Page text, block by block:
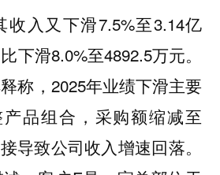
收入又下滑7.5%至3.14亿
下滑8.0%至4892.5万元。
称，2025年业绩下滑主要
品组合，采购额缩减至
导致公司收入增速回落。